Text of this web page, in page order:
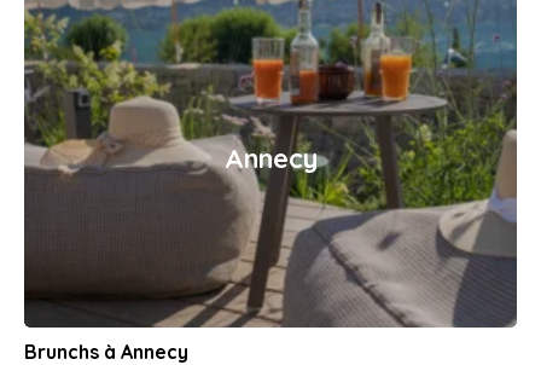
Annecy
Brunchs à Annecy